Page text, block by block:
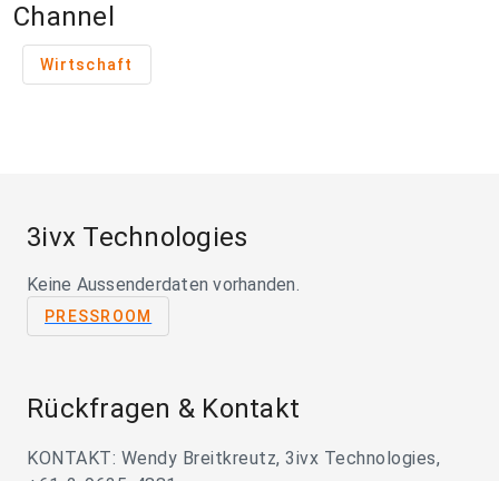
Channel
Wirtschaft
3ivx Technologies
Keine Aussenderdaten vorhanden.
PRESSROOM
Rückfragen & Kontakt
KONTAKT: Wendy Breitkreutz, 3ivx Technologies,